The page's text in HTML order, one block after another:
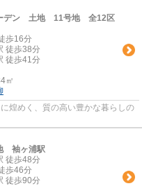
デン 土地 11号地 全12区
歩16分
徒歩38分
徒歩41分
㎡
煌めく、質の高い豊かな暮らしの
袖ヶ浦駅
徒歩48分
歩46分
徒歩90分